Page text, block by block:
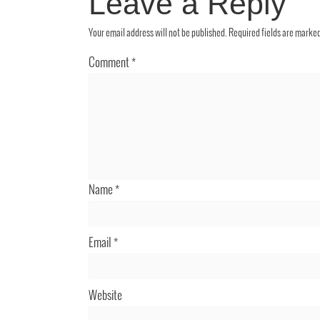
Your email address will not be published. Required fields are
Comment*
Name*
Email *
Website